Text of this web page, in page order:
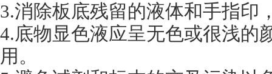
3.消除板底残留的液体和手指印
4.底物显色液应呈无色或很浅的
用。